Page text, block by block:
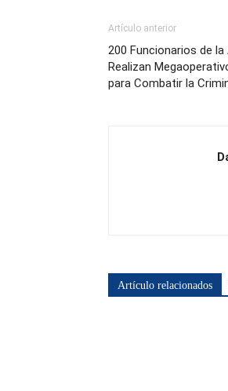
Artículo anterior
200 Funcionarios de
Realizan
para Combatir la
Artículo relacionados